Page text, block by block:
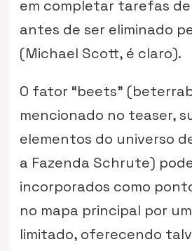
em completar tarefas
antes de ser eliminado
(Michael Scott, é claro).
O fator “beets”
mencionado no teaser,
elementos do universo
a Fazenda Schrute)
incorporados como
no mapa principal por
limitado, oferecendo